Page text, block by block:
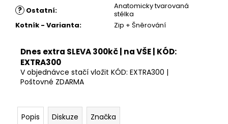
? Ostatní:
Anatomicky tvarovaná
stélka
Kotník - Varianta: Zip + Šněrování
Dnes extra SLEVA 300kč | na VŠE | KÓD:
EXTRA300
V objednávce stačí vložit KÓD: EXTRA300 |
Poštovné ZDARMA
Popis Diskuze Značka